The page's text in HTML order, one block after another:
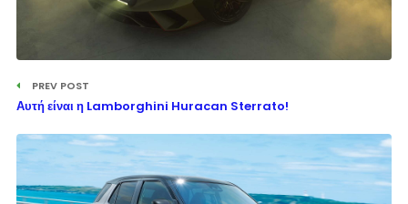
PREV POST
Αυτή είναι η Lamborghini Huracan Sterrato!